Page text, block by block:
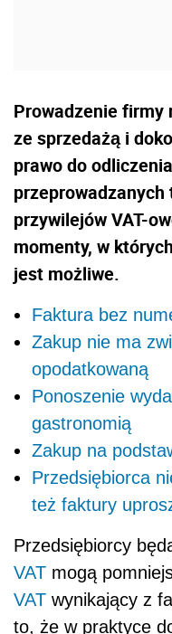
Prowadzenie firmy
ze sprzedażą i
prawo do
przywilejów VAT-
momenty, w
jest możliwe.
Faktura bez
Zakup nie ma
opodatkowaną
Ponoszenie
gastronomią
Zakup na
Przedsiębiorca
też faktury
Przedsiębiorcy
VAT mogą
VAT wynikający z
to, że w praktyce